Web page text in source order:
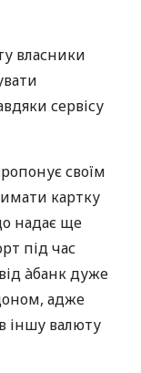
власники
сервісу
своїм
картку
надає ще
під час
àбанк дуже
адже
іншу валюту